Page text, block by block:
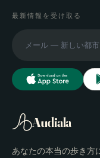
最新情報を受け取る
Audiala
あなたの本当の歩き方